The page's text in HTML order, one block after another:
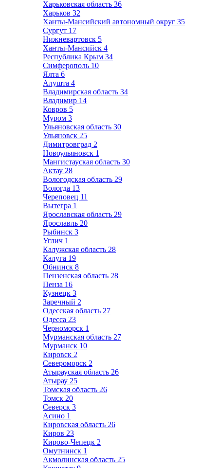
Харьковская область 36
Харьков 32
Ханты-Мансийский автономный округ 35
Сургут 17
Нижневартовск 5
Ханты-Мансийск 4
Республика Крым 34
Симферополь 10
Ялта 6
Алушта 4
Владимирская область 34
Владимир 14
Ковров 5
Муром 3
Ульяновская область 30
Ульяновск 25
Димитровград 2
Новоульяновск 1
Мангистауская область 30
Актау 28
Вологодская область 29
Вологда 13
Череповец 11
Вытегра 1
Ярославская область 29
Ярославль 20
Рыбинск 3
Углич 1
Калужская область 28
Калуга 19
Обнинск 8
Пензенская область 28
Пенза 16
Кузнецк 3
Заречный 2
Одесская область 27
Одесса 23
Черноморск 1
Мурманская область 27
Мурманск 10
Кировск 2
Североморск 2
Атырауская область 26
Атырау 25
Томская область 26
Томск 20
Северск 3
Асино 1
Кировская область 26
Киров 23
Кирово-Чепецк 2
Омутнинск 1
Акмолинская область 25